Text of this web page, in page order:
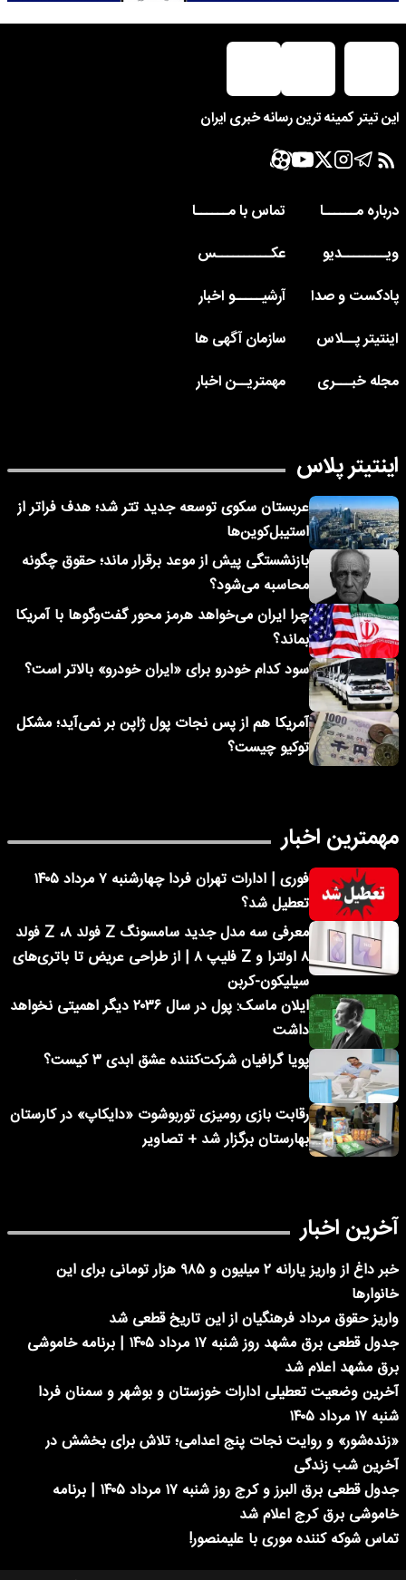
این تیتر کمینه ترین رسانه خبری ایران
درباره مــــــا
تماس با مــــــا
ویــــــــدیو
عکــــــــــس
پادکست و صدا
آرشیـــــو اخبار
اینتیتر پــلاس
سازمان آگهی ها
مجله خبـــری
مهمتریــن اخبار
اینتیتر پلاس
عربستان سکوی توسعه جدید تتر شد؛ هدف فراتر از
استیبل‌کوین‌ها
بازنشستگی پیش از موعد برقرار ماند؛ حقوق چگونه
محاسبه می‌شود؟
چرا ایران می‌خواهد هرمز محور گفت‌وگوها با آمریکا
بماند؟
سود کدام خودرو برای «ایران خودرو» بالاتر است؟
آمریکا هم از پس نجات پول ژاپن بر نمی‌آید؛ مشکل
توکیو چیست؟
مهمترین اخبار
فوری | ادارات تهران فردا چهارشنبه ۷ مرداد ۱۴۰۵
تعطیل شد؟
معرفی سه مدل جدید سامسونگ Z فولد ۸، Z فولد
۸ اولترا و Z فلیپ ۸ | از طراحی عریض تا باتری‌های
سیلیکون-کربن
ایلان ماسک: پول در سال ۲۰۳۶ دیگر اهمیتی نخواهد
داشت
پویا گرافیان شرکت‌کننده عشق ابدی ۳ کیست؟
رقابت بازی رومیزی توربوشوت «دایکاپ» در کارستان
بهارستان برگزار شد + تصاویر
آخرین اخبار
خبر داغ از واریز یارانه ۲ میلیون و ۹۸۵ هزار تومانی برای این
خانوارها
واریز حقوق مرداد فرهنگیان از این تاریخ قطعی شد
جدول قطعی برق مشهد روز شنبه ۱۷ مرداد ۱۴۰۵ | برنامه خاموشی
برق مشهد اعلام شد
آخرین وضعیت تعطیلی ادارات خوزستان و بوشهر و سمنان فردا
شنبه ۱۷ مرداد ۱۴۰۵
«زنده‌شور» و روایت نجات پنج اعدامی؛ تلاش برای بخشش در
آخرین شب زندگی
جدول قطعی برق البرز و کرج روز شنبه ۱۷ مرداد ۱۴۰۵ | برنامه
خاموشی برق کرج اعلام شد
تماس شوکه کننده موری با علیمنصور!